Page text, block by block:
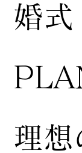
婚式
理想